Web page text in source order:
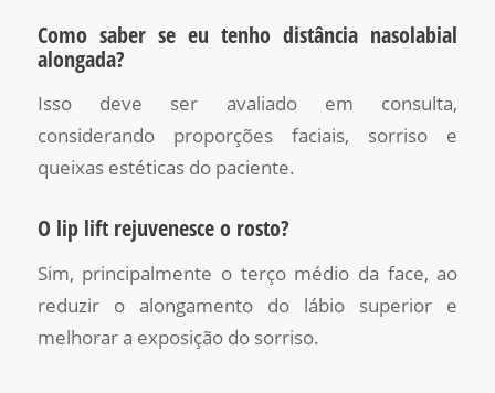
Como saber se eu tenho distância nasolabial
alongada?
Isso deve ser avaliado em consulta,
considerando proporções faciais, sorriso e
queixas estéticas do paciente.
O lip lift rejuvenesce o rosto?
Sim, principalmente o terço médio da face, ao
reduzir o alongamento do lábio superior e
melhorar a exposição do sorriso.